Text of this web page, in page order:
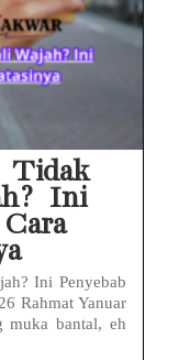
Tidak
Ini
Ini Penyebab
Rahmat Yanuar
muka bantal, eh